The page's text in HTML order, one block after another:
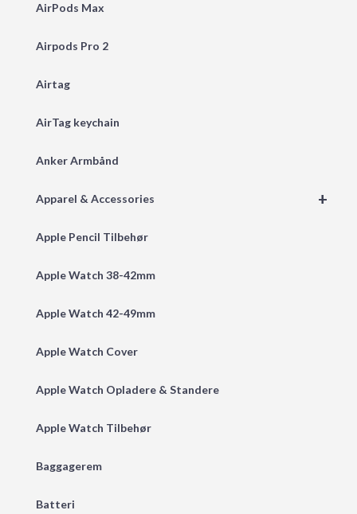
AirPods Max
Airpods Pro 2
Airtag
AirTag keychain
Anker Armbånd
+
Apparel & Accessories
Apple Pencil Tilbehør
Apple Watch 38-42mm
Apple Watch 42-49mm
Apple Watch Cover
Apple Watch Opladere & Standere
Apple Watch Tilbehør
Baggagerem
Batteri